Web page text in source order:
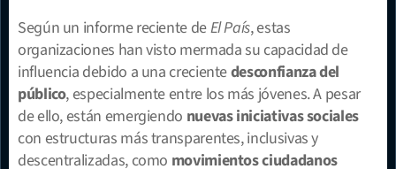
Según un informe reciente de El País, estas
organizaciones han visto mermada su capacidad de
influencia debido a una creciente desconfianza del
público, especialmente entre los más jóvenes. A pesar
de ello, están emergiendo nuevas iniciativas sociales
con estructuras más transparentes, inclusivas y
descentralizadas, como movimientos ciudadanos